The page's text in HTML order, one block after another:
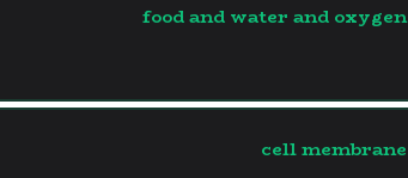
food and water and oxygen
cell membrane